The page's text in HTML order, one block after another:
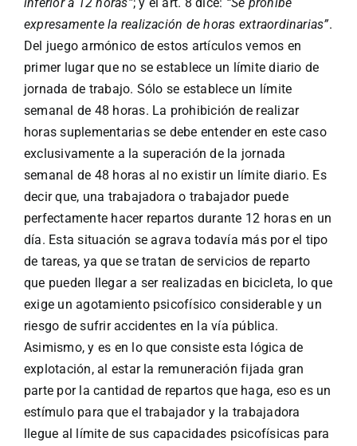
expresamente la realización de horas extraordinarias”.
Del juego armónico de estos artículos vemos en
primer lugar que no se establece un límite diario de
jornada de trabajo. Sólo se establece un límite
semanal de 48 horas. La prohibición de realizar
horas suplementarias se debe entender en este caso
exclusivamente a la superación de la jornada
semanal de 48 horas al no existir un límite diario. Es
decir que, una trabajadora o trabajador puede
perfectamente hacer repartos durante 12 horas en un
día. Esta situación se agrava todavía más por el tipo
de tareas, ya que se tratan de servicios de reparto
que pueden llegar a ser realizadas en bicicleta, lo que
exige un agotamiento psicofísico considerable y un
riesgo de sufrir accidentes en la vía pública.
Asimismo, y es en lo que consiste esta lógica de
explotación, al estar la remuneración fijada gran
parte por la cantidad de repartos que haga, eso es un
estímulo para que el trabajador y la trabajadora
llegue al límite de sus capacidades psicofísicas para